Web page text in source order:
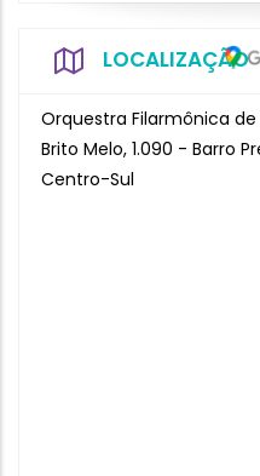
LOCALIZAÇÃO
Orquestra Filarmônica
Brito Melo, 1.090 - Barro
Centro-Sul